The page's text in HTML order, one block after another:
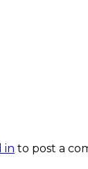
in to post a